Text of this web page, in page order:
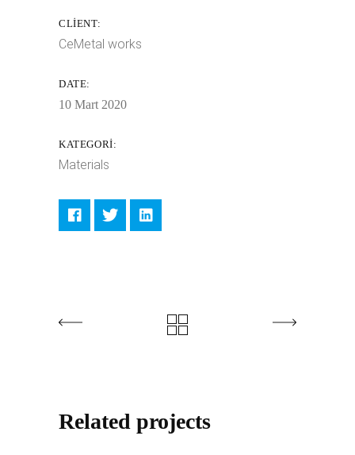
CLIENT:
CeMetal works
DATE:
10 Mart 2020
KATEGORI:
Materials
Related projects